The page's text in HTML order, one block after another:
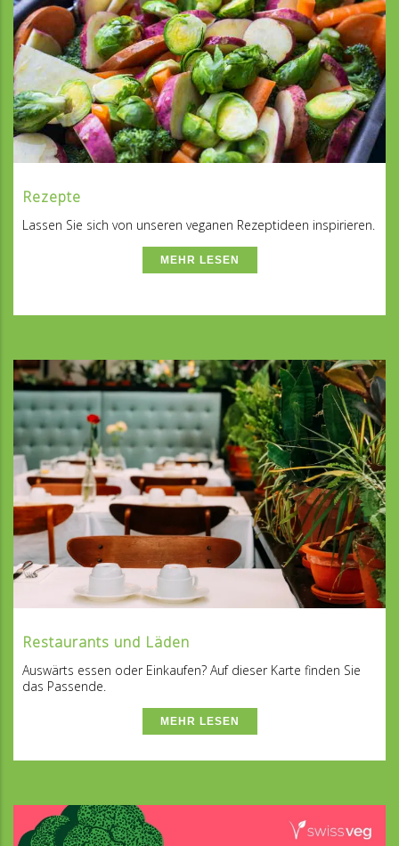
Rezepte
Lassen Sie sich von unseren veganen Rezeptideen inspirieren.
MEHR LESEN
Restaurants und Läden
Auswärts essen oder Einkaufen? Auf dieser Karte finden Sie
das Passende.
MEHR LESEN